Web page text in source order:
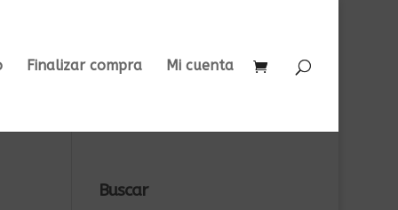
Finalizar compra Mi cuenta
Buscar